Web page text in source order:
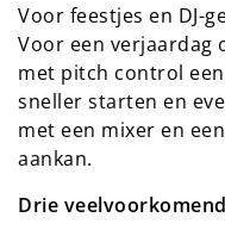
Voor feestjes en DJ-
Voor een
met pitch control
sneller starten en
met een mixer en
aankan.
Drie